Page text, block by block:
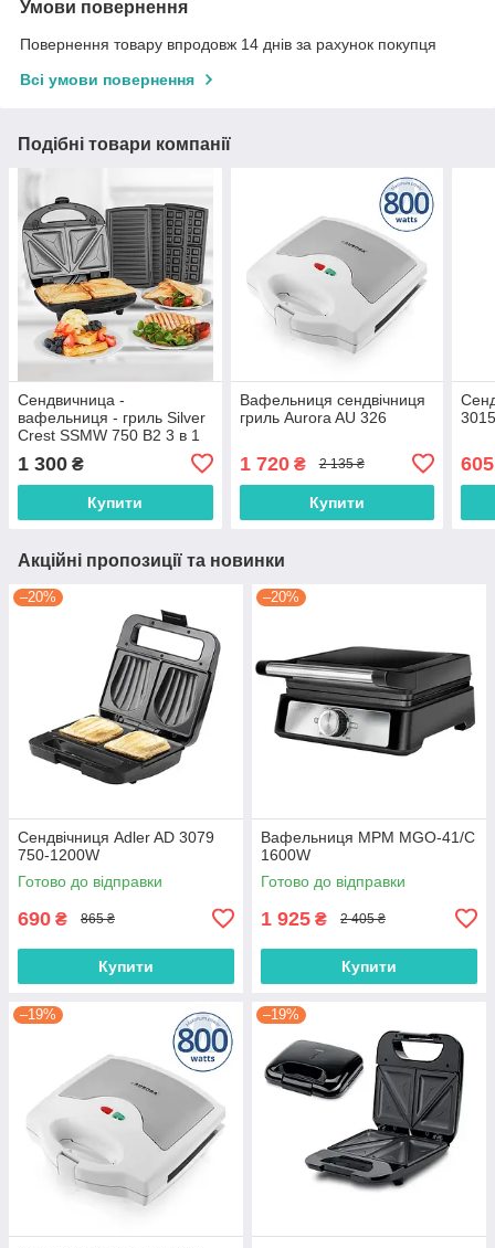
Умови повернення
Повернення товару впродовж 14 днів за рахунок покупця
Всі умови повернення
Подібні товари компанії
Сендвичница -
вафельниця - гриль Silver
Crest SSMW 750 B2 3 в 1
1 300 ₴
Купити
Вафельниця сендвічниця
гриль Aurora AU 326
1 720₴ 2 135 ₴
Купити
605
Акційні пропозиції та новинки
–20%
Сендвічниця Adler AD 3079
750-1200W
Готово до відправки
690 ₴ 865 ₴
Купити
–20%
Вафельниця MPM MGO-41/C
1600W
Готово до відправки
1 925 ₴ 2 405 ₴
Купити
–19% –19%